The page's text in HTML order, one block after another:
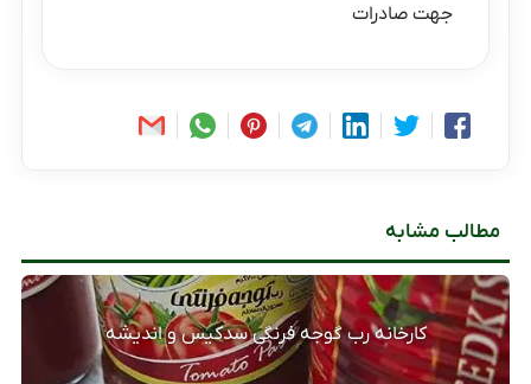
جهت صادرات
مطالب مشابه
کارخانه رب گوجه فرنگی سدکیس و اندیشه